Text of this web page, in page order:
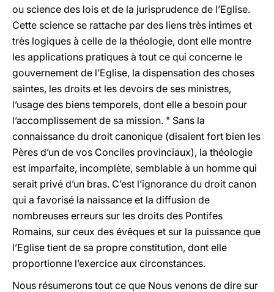
ou science des lois et de la jurisprudence de l’Eglise.
Cette science se rattache par des liens très intimes et
très logiques à celle de la théologie, dont elle montre
les applications pratiques à tout ce qui concerne le
gouvernement de l’Eglise, la dispensation des choses
saintes, les droits et les devoirs de ses ministres,
l’usage des biens temporels, dont elle a besoin pour
l’accomplissement de sa mission. " Sans la
connaissance du droit canonique (disaient fort bien les
Pères d’un de vos Conciles provinciaux), la théologie
est imparfaite, incomplète, semblable à un homme qui
serait privé d’un bras. C’est l’ignorance du droit canon
qui a favorisé la naissance et la diffusion de
nombreuses erreurs sur les droits des Pontifes
Romains, sur ceux des évêques et sur la puissance que
l’Eglise tient de sa propre constitution, dont elle
proportionne l’exercice aux circonstances.
Nous résumerons tout ce que Nous venons de dire sur